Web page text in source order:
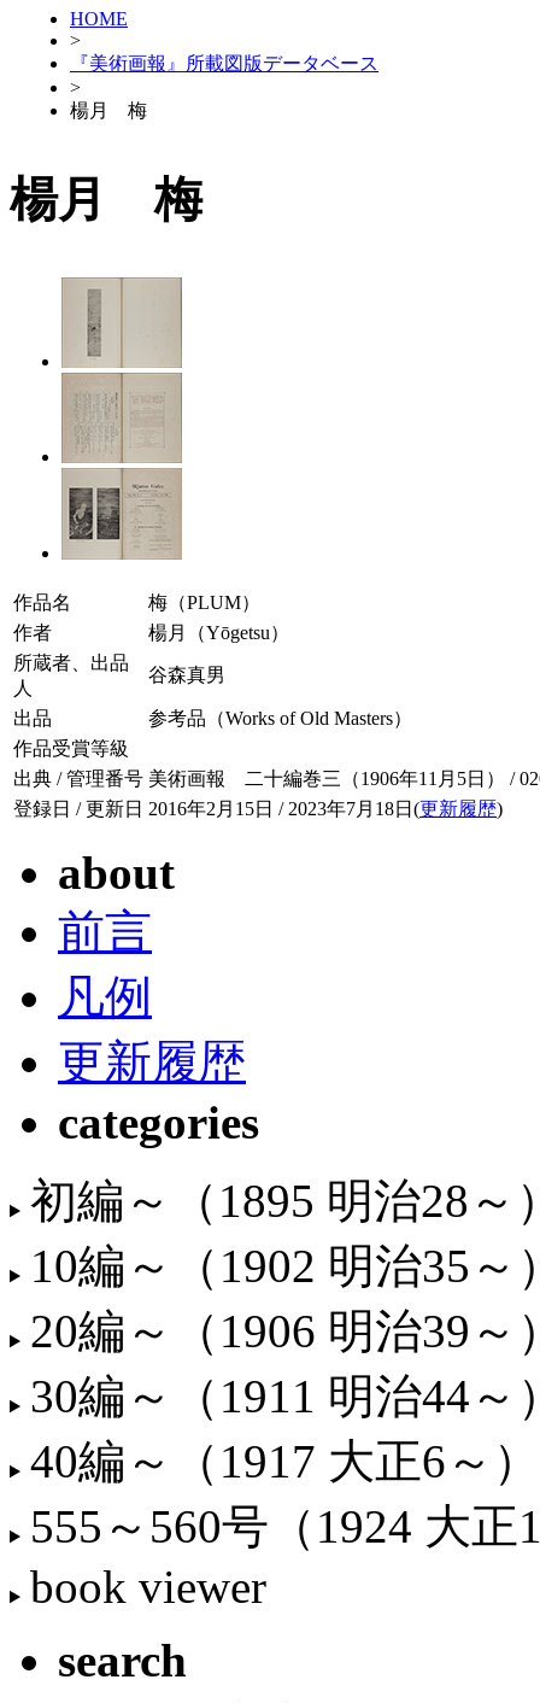
HOME
>
『美術画報』所載図版データベース
>
楊月 梅
楊月 梅
作品名
梅（PLUM）
作者
楊月（Yōgetsu）
所蔵者、出品
人
谷森真男
出品
参考品（Works of Old Masters）
作品受賞等級
出典 / 管理番号 美術画報 二十編巻三（1906年11月5日） /
登録日 / 更新日 2016年2月15日 / 2023年7月18日(更新履歴)
about
前言
凡例
更新履歴
categories
初編～（1895 明治28～
10編～（1902 明治35～
20編～（1906 明治39～
30編～（1911 明治44～
40編～（1917 大正6～）
555～560号（1924 大正
book viewer
search